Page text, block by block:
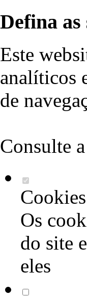
Defina as
Este
analíticos
de
Consulte
Os
do site
eles